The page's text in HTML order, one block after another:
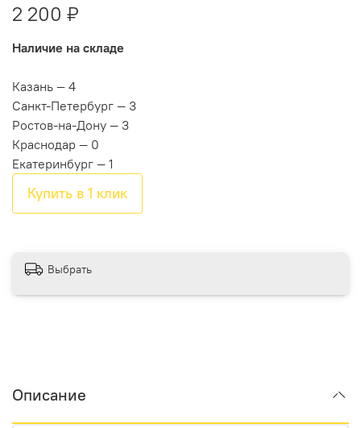
2 200 ₽
Наличие на складе
Казань — 4
Санкт-Петербург — 3
Ростов-на-Дону — 3
Краснодар — 0
Екатеринбург — 1
Купить в 1 клик
Выбрать
Описание